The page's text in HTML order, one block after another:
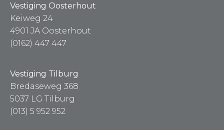
Vestiging Oosterhout
Keiweg 24
4901 JA Oosterhout
(0162) 447 447
Vestiging Tilburg
Bredaseweg 368
5037 LG Tilburg
(013) 5 952 952